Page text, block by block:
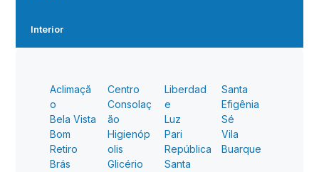
Interior
Aclimaçã
o
Bela Vista
Bom
Retiro
Brás
Centro
Consolaç
ão
Higienóp
olis
Glicério
Liberdad
e
Luz
Pari
República
Santa
Santa
Efigênia
Sé
Vila
Buarque